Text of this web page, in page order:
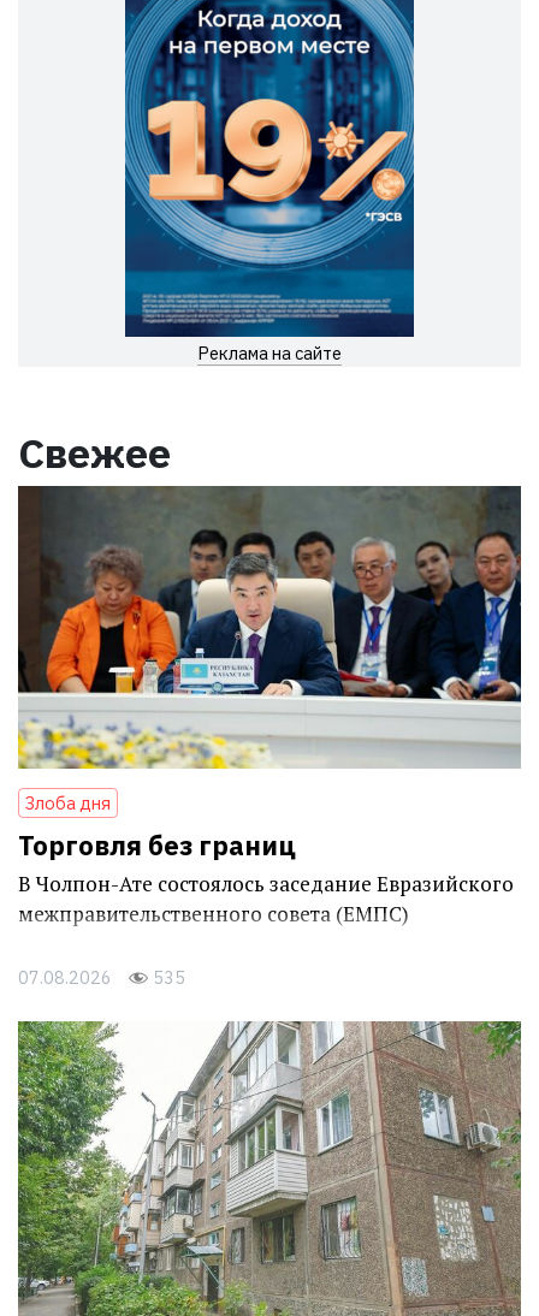
Реклама на сайте
Свежее
Злоба дня
Торговля без границ
В Чолпон-Ате состоялось заседание Евразийского
межправительственного совета (ЕМПС)
07.08.2026 535